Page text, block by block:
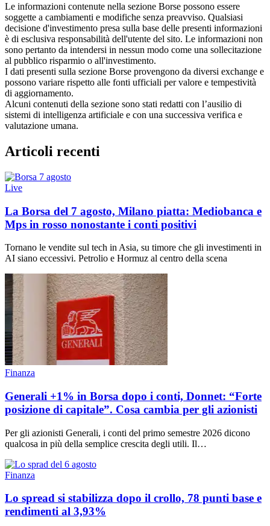
Le informazioni contenute nella sezione Borse possono essere
soggette a cambiamenti e modifiche senza preavviso. Qualsiasi
decisione d'investimento presa sulla base delle presenti informazioni
è di esclusiva responsabilità dell'utente del sito. Le informazioni non
sono pertanto da intendersi in nessun modo come una sollecitazione
al pubblico risparmio o all'investimento.
I dati presenti sulla sezione Borse provengono da diversi exchange e
possono variare rispetto alle fonti ufficiali per valore e tempestività
di aggiornamento.
Alcuni contenuti della sezione sono stati redatti con l’ausilio di
sistemi di intelligenza artificiale e con una successiva verifica e
valutazione umana.
Articoli recenti
Live
La Borsa del 7 agosto, Milano piatta: Mediobanca e
Mps in rosso nonostante i conti positivi
Tornano le vendite sul tech in Asia, su timore che gli investimenti in
AI siano eccessivi. Petrolio e Hormuz al centro della scena
Finanza
Generali +1% in Borsa dopo i conti, Donnet: “Forte
posizione di capitale”. Cosa cambia per gli azionisti
Per gli azionisti Generali, i conti del primo semestre 2026 dicono
qualcosa in più della semplice crescita degli utili. Il…
Finanza
Lo spread si stabilizza dopo il crollo, 78 punti base e
rendimenti al 3,93%